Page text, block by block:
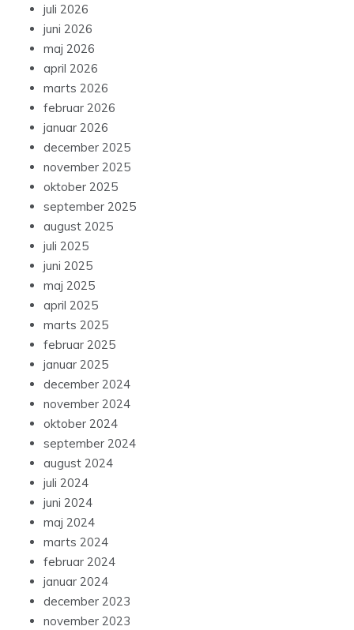
juli 2026
juni 2026
maj 2026
april 2026
marts 2026
februar 2026
januar 2026
december 2025
november 2025
oktober 2025
september 2025
august 2025
juli 2025
juni 2025
maj 2025
april 2025
marts 2025
februar 2025
januar 2025
december 2024
november 2024
oktober 2024
september 2024
august 2024
juli 2024
juni 2024
maj 2024
marts 2024
februar 2024
januar 2024
december 2023
november 2023